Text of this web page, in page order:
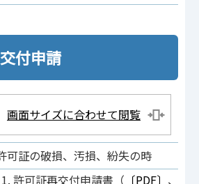
付申請
画面サイズに合わせて閲覧
可証の破損、汚損、紛失の時
許可証再交付申請書（ 〔PDF〕 、